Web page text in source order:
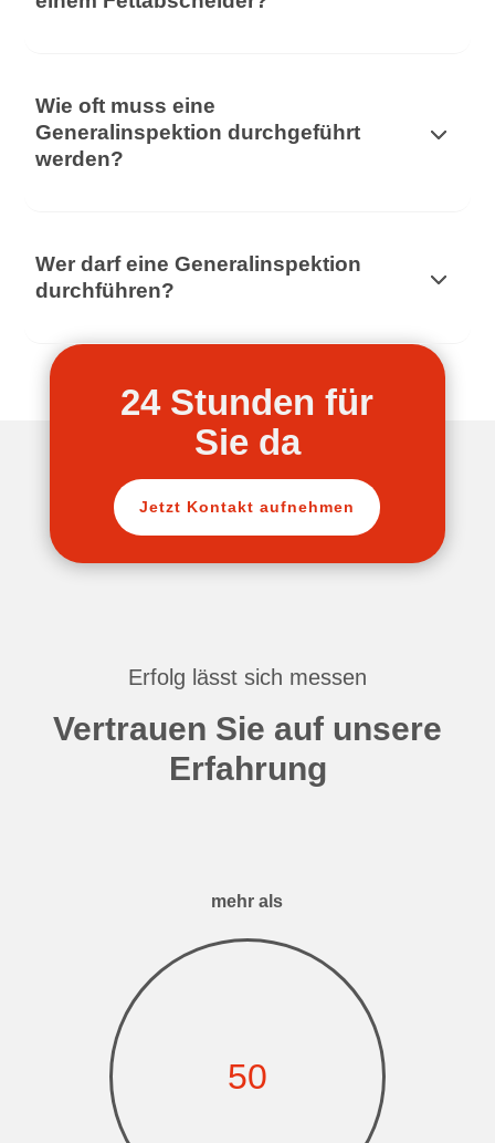
Wie oft muss eine
Generalinspektion durchgeführt
werden?
Wer darf eine Generalinspektion
durchführen?
24 Stunden für
Sie da
Jetzt Kontakt aufnehmen
Erfolg lässt sich messen
Vertrauen Sie auf unsere
Erfahrung
mehr als
50